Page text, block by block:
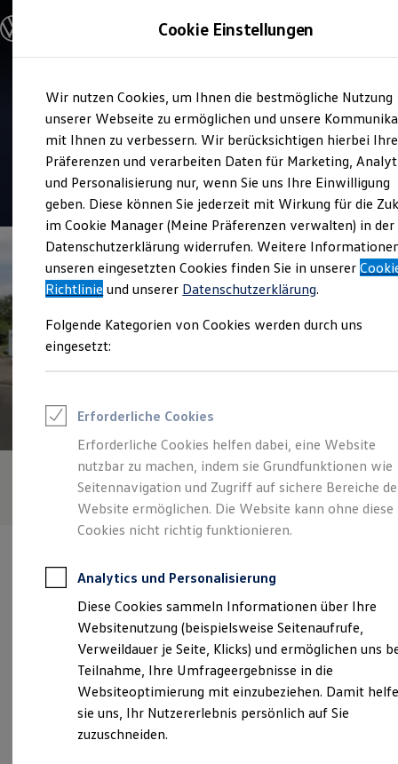
Hauptinhalt
springen
Footer
springen
Modelle und Konfigurator
Modelle vergleichen
Elektroautos
ENERGY Sondermodelle
Nutzfahrzeuge
SUV und CUV
Familienautos
Kombis
Kompaktwagen
Sportwagen
Schnell verfügbare Fahrzeuge
Angebote und Produkte
Aktuelle Angebote
E-Auto-Förderung
Volkswagen Marktplatz
Junge Gebrauchtwagen und Gebrauchtwagen
Volkswagen Zertifizierte Gebrauchtwagen
Zubehör- und Serviceangebote
Leasing
Leasing-Angebote
Gebrauchtwagen Leasing
Junge Gebrauchtwagen-Leasing
Elektroauto Leasing
Kleinwagen-Leasing
Leasing ohne Anzahlung
Finanzierung
Kfz-Versicherung
Restschuldversicherungen
Garantien
Wartungsverträge
Geschäftskunden
Professional Class bei Volkswagen
Großkunden
Behörden
Direktkunden
Sonderfahrzeuge
Anpfiff zum Gewinn
Service
Volkswagen Automobile
Leipzig
4.8|512 Bewertungen
Automobile Leipzig GmbH (Impressum & Rechtliches)
Cookie Einstellungen
Wir nutzen Cookies, um Ihnen die bestmögliche Nutzung
unserer Webseite zu ermöglichen und unsere
mit Ihnen zu verbessern. Wir berücksichtigen hierbei Ihre
Präferenzen und verarbeiten Daten für Marketing,
und Personalisierung nur, wenn Sie uns Ihre Einwilligung
geben. Diese können Sie jederzeit mit Wirkung für die
im Cookie Manager (Meine Präferenzen verwalten) in der
Datenschutzerklärung widerrufen. Weitere
unseren eingesetzten Cookies finden Sie in unserer
Richtlinie und unserer Datenschutzerklärung.
Folgende Kategorien von Cookies werden durch uns
eingesetzt:
Erforderliche Cookies
Erforderliche Cookies helfen dabei, eine Website
nutzbar zu machen, indem sie Grundfunktionen wie
Seitennavigation und Zugriff auf sichere Bereiche
Website ermöglichen. Die Website kann ohne diese
Cookies nicht richtig funktionieren.
Analytics und Personalisierung
Diese Cookies sammeln Informationen über Ihre
Websitenutzung (beispielsweise Seitenaufrufe,
Verweildauer je Seite, Klicks) und ermöglichen uns
Teilnahme, Ihre Umfrageergebnisse in die
Websiteoptimierung mit einzubeziehen. Damit
sie uns, Ihr Nutzererlebnis persönlich auf Sie
zuzuschneiden.